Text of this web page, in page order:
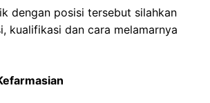
dengan posisi tersebut silahkan
kualifikasi dan cara melamarnya